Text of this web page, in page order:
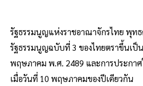
รัฐธรรมนูญแห่งราชอาณาจักรไทย พุท
รัฐธรรมนูญฉบับที่ 3 ของไทยตราขึ้นเป็
พฤษภาคม พ.ศ. 2489 และการประกา
เมื่อวันที่ 10 พฤษภาคมของปีเดียวกัน